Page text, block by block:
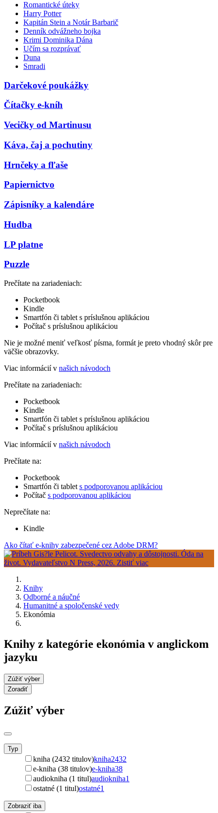
Romantické úteky
Harry Potter
Kapitán Stein a Notár Barbarič
Denník odvážneho bojka
Krimi Dominika Dána
Učím sa rozprávať
Duna
Smradi
Darčekové poukážky
Čítačky e-kníh
Vecičky od Martinusu
Káva, čaj a pochutiny
Hrnčeky a fľaše
Papiernictvo
Zápisníky a kalendáre
Hudba
LP platne
Puzzle
Prečítate na zariadeniach:
Pocketbook
Kindle
Smartfón či tablet s príslušnou aplikáciou
Počítač s príslušnou aplikáciou
Nie je možné meniť veľkosť písma, formát je preto vhodný skôr pre
väčšie obrazovky.
Viac informácií v našich návodoch
Prečítate na zariadeniach:
Pocketbook
Kindle
Smartfón či tablet s príslušnou aplikáciou
Počítač s príslušnou aplikáciou
Viac informácií v našich návodoch
Prečítate na:
Pocketbook
Smartfón či tablet s podporovanou aplikáciou
Počítač s podporovanou aplikáciou
Neprečítate na:
Kindle
Ako čítať e-knihy zabezpečené cez Adobe DRM?
Knihy
Odborné a náučné
Humanitné a spoločenské vedy
Ekonómia
Knihy z kategórie ekonómia v anglickom
jazyku
Zúžiť výber
Zoradiť
Zúžiť výber
Typ
kniha (2432 titulov)kniha2432
e-kniha (38 titulov)e-kniha38
audiokniha (1 titul)audiokniha1
ostatné (1 titul)ostatné1
Zobraziť iba